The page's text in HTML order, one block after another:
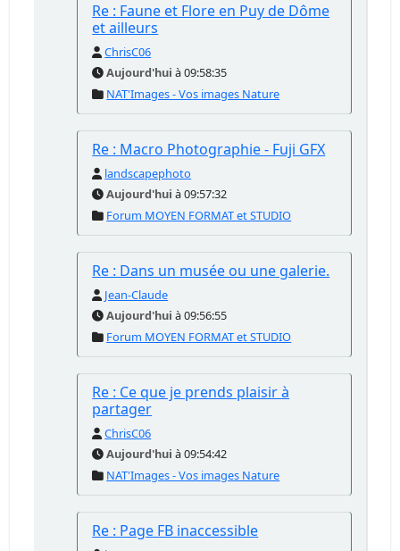
Re : Faune et Flore en Puy de Dôme
et ailleurs
ChrisC06
Aujourd'hui à 09:58:35
NAT'Images - Vos images Nature
Re : Macro Photographie - Fuji GFX
landscapephoto
Aujourd'hui à 09:57:32
Forum MOYEN FORMAT et STUDIO
Re : Dans un musée ou une galerie.
Jean-Claude
Aujourd'hui à 09:56:55
Forum MOYEN FORMAT et STUDIO
Re : Ce que je prends plaisir à
partager
ChrisC06
Aujourd'hui à 09:54:42
NAT'Images - Vos images Nature
Re : Page FB inaccessible